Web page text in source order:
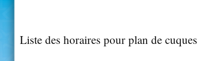
Liste des horaires pour plan de cuques